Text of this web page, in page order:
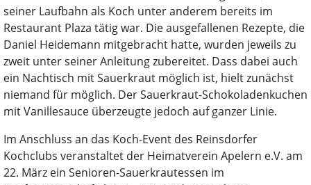
seiner Laufbahn als Koch unter anderem bereits im
Restaurant Plaza tätig war. Die ausgefallenen Rezepte, die
Daniel Heidemann mitgebracht hatte, wurden jeweils zu
zweit unter seiner Anleitung zubereitet. Dass dabei auch
ein Nachtisch mit Sauerkraut möglich ist, hielt zunächst
niemand für möglich. Der Sauerkraut-Schokoladenkuchen
mit Vanillesauce überzeugte jedoch auf ganzer Linie.
Im Anschluss an das Koch-Event des Reinsdorfer
Kochclubs veranstaltet der Heimatverein Apelern e.V. am
22. März ein Senioren-Sauerkrautessen im